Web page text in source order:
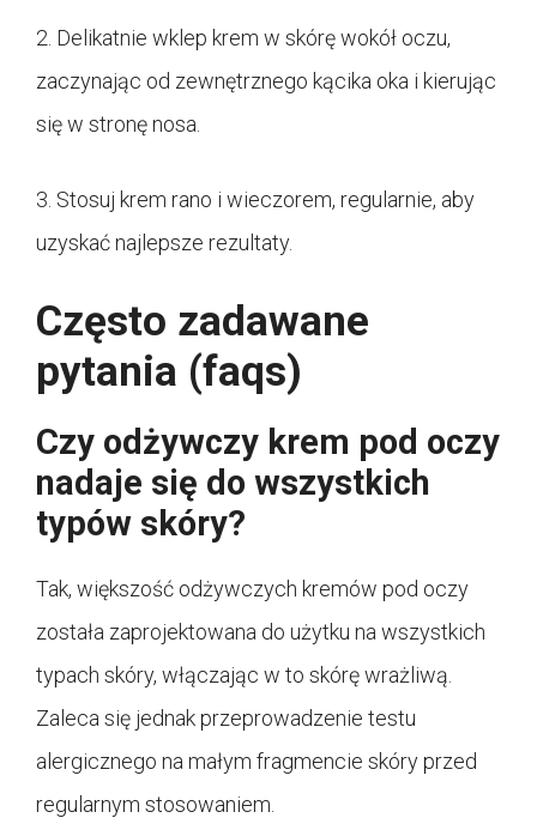
2. Delikatnie wklep krem w skórę wokół oczu,
zaczynając od zewnętrznego kącika oka i kierując
się w stronę nosa.
3. Stosuj krem rano i wieczorem, regularnie, aby
uzyskać najlepsze rezultaty.
Często zadawane
pytania (faqs)
Czy odżywczy krem pod oczy
nadaje się do wszystkich
typów skóry?
Tak, większość odżywczych kremów pod oczy
została zaprojektowana do użytku na wszystkich
typach skóry, włączając w to skórę wrażliwą.
Zaleca się jednak przeprowadzenie testu
alergicznego na małym fragmencie skóry przed
regularnym stosowaniem.